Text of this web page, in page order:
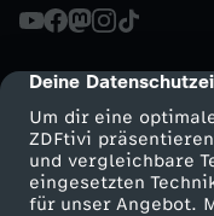
cmp-dialog-
Deine
Um dir eine
ZDFtivi
und vergleichbare
eingesetzten
für unser Angebot.
i
l
l
a